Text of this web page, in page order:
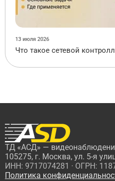
13 июля 2026
Что такое сетевой
ТД «АСД» —
105275, г. Москва, ул. 5-я
ИНН: 9717074281 · ОГРН:
Политика